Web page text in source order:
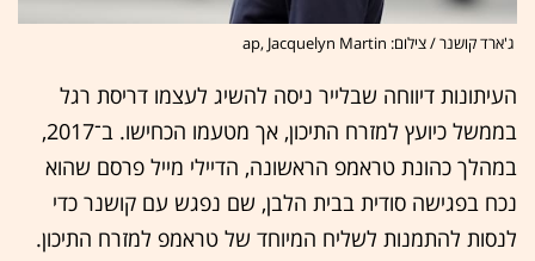
ג'ארד קושנר / צילום: ap, Jacquelyn Martin
העיתונות דיווחה שבלייר ניסה להשיג לעצמו דריסת רגל
בממשל כיועץ למזרח התיכון, אך מטעמו הכחישו. ב־2017,
במהלך כהונת טראמפ הראשונה, הדיילי מייל פרסם שהוא
נכח בפגישה סודית בבית הלבן, שם נפגש עם קושנר כדי
לנסות להתמנות לשליח המיוחד של טראמפ למזרח התיכון.